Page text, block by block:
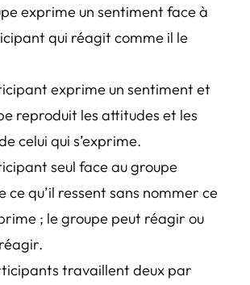
exprime un sentiment face à
qui réagit comme il le
exprime un sentiment et
reproduit les attitudes et les
celui qui s’exprime.
seul face au groupe
ce qu’il ressent sans nommer ce
; le groupe peut réagir ou
travaillent deux par